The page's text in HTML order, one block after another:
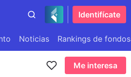
Identifícate
Noticias Rankings de fondos
Me interesa